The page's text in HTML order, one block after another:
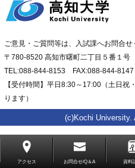
ご意見・ご質問等は、入試課へお問合せ
〒780-8520 高知市曙町二丁目５番１号
TEL:088-844-8153 FAX:088-844-8147
【受付時間】平日8:30～17:00（土日祝
ります）
(c)Kochi University.
アクセス お問合せ/Q＆A 資料